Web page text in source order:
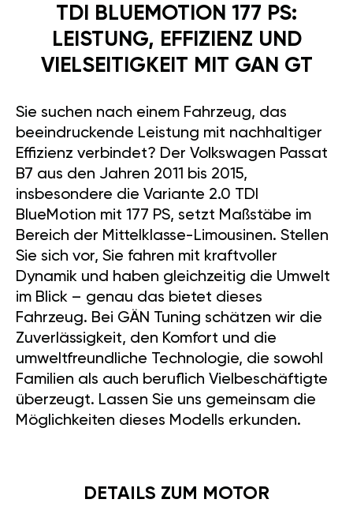
TDI BLUEMOTION 177 PS:
LEISTUNG, EFFIZIENZ UND
VIELSEITIGKEIT MIT GAN GT
Sie suchen nach einem Fahrzeug, das
beeindruckende Leistung mit nachhaltiger
Effizienz verbindet? Der Volkswagen Passat
B7 aus den Jahren 2011 bis 2015,
insbesondere die Variante 2.0 TDI
BlueMotion mit 177 PS, setzt Maßstäbe im
Bereich der Mittelklasse-Limousinen. Stellen
Sie sich vor, Sie fahren mit kraftvoller
Dynamik und haben gleichzeitig die Umwelt
im Blick – genau das bietet dieses
Fahrzeug. Bei GÄN Tuning schätzen wir die
Zuverlässigkeit, den Komfort und die
umweltfreundliche Technologie, die sowohl
Familien als auch beruflich Vielbeschäftigte
überzeugt. Lassen Sie uns gemeinsam die
Möglichkeiten dieses Modells erkunden.
DETAILS ZUM MOTOR